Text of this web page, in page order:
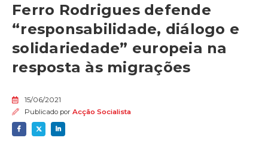
Ferro Rodrigues defende
“responsabilidade, diálogo e
solidariedade” europeia na
resposta às migrações
15/06/2021
Publicado por Acção Socialista